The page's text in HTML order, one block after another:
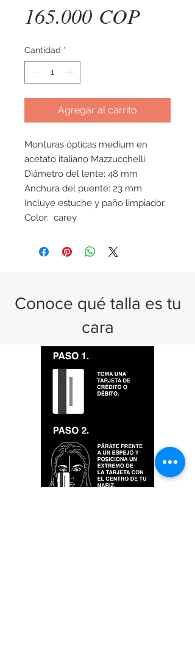
165.000 COPPrecio
Cantidad *
Agregar al carrito
Monturas ópticas medium en
acetato italiano Mazzucchelli.
Diámetro del lente: 48 mm
Anchura del puente: 23 mm
Incluye estuche y paño limpiador.
Color: carey
Conoce qué talla es tu
cara